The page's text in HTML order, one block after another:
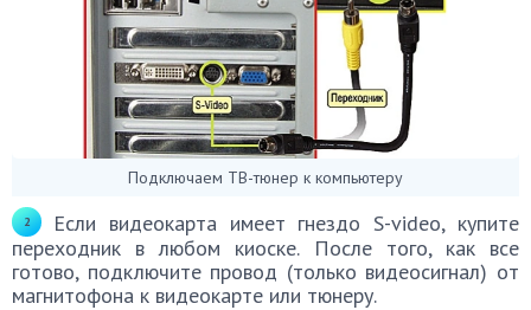
Подключаем ТВ-тюнер к компьютеру
Если видеокарта имеет гнездо S-video, купите
переходник в любом киоске. После того, как все
готово, подключите провод (только видеосигнал) от
магнитофона к видеокарте или тюнеру.